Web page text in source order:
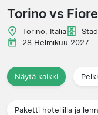
Torino vs
Torino, Italia
28 Helmikuu 2027
Näytä kaikki
Paketti hotellilla ja